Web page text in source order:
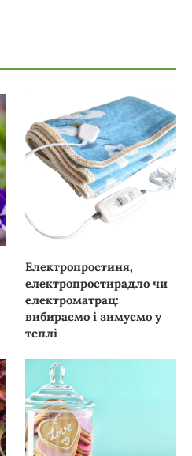
Електропростиня,
електропростирадло чи
електроматрац:
вибираємо і зимуємо у
теплі